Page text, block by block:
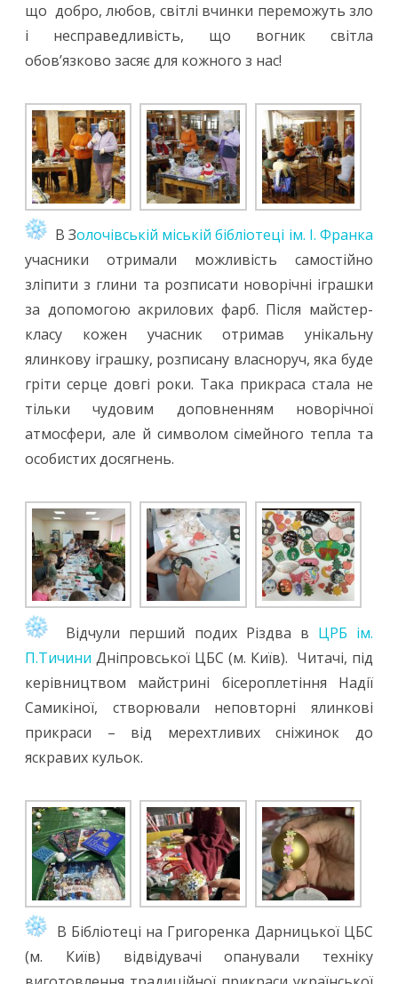
що добро, любов, світлі вчинки переможуть зло
і несправедливість, що вогник світла
обов’язково засяє для кожного з нас!
В Золочівській міській бібліотеці ім. І. Франка
учасники отримали можливість самостійно
зліпити з глини та розписати новорічні іграшки
за допомогою акрилових фарб. Після майстер-
класу кожен учасник отримав унікальну
ялинкову іграшку, розписану власноруч, яка буде
гріти серце довгі роки. Така прикраса стала не
тільки чудовим доповненням новорічної
атмосфери, але й символом сімейного тепла та
особистих досягнень.
Відчули перший подих Різдва в ЦРБ ім.
П.Тичини Дніпровської ЦБС (м. Київ). Читачі, під
керівництвом майстрині бісероплетіння Надії
Самикіної, створювали неповторні ялинкові
прикраси – від мерехтливих сніжинок до
яскравих кульок.
В Бібліотеці на Григоренка Дарницької ЦБС
(м. Київ) відвідувачі опанували техніку